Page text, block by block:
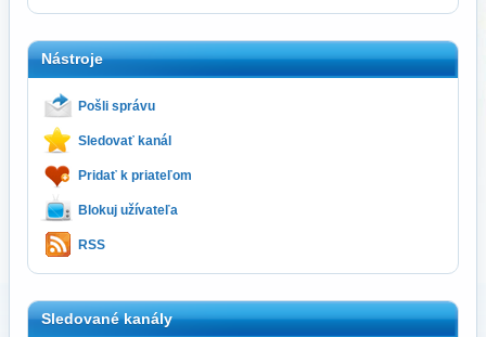
Nástroje
Pošli správu
Sledovať kanál
Pridať k priateľom
Blokuj užívateľa
RSS
Sledované kanály